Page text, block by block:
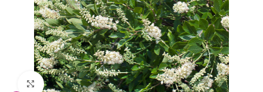
Klikněte pro zvětšení